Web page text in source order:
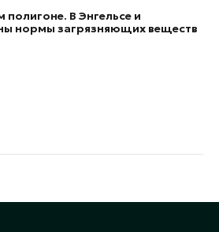
В Энгельсе и
нормы загрязняющих веществ